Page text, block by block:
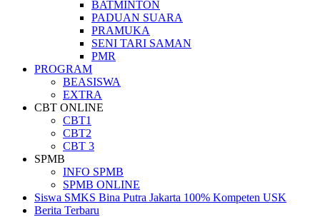
BATMINTON
PADUAN SUARA
PRAMUKA
SENI TARI SAMAN
PMR
PROGRAM
BEASISWA
EXTRA
CBT ONLINE
CBT1
CBT2
CBT 3
SPMB
INFO SPMB
SPMB ONLINE
Siswa SMKS Bina Putra Jakarta 100% Kompeten USK
Berita Terbaru